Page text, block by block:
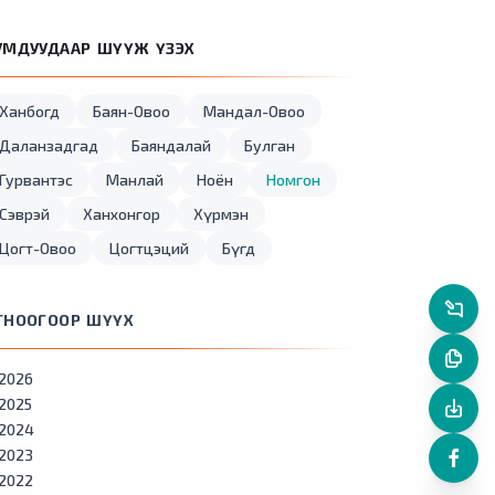
ШҮҮЖ ҮЗЭХ
Ханбогд Баян-Овоо
Мандал-Овоо
Даланзадгад
Баяндалай
Булган
Гурвантэс
Манлай Ноён
Номгон
Сэврэй
Ханхонгор
Хүрмэн
Цогт-Овоо
Цогтцэций Бүгд
ШҮҮХ